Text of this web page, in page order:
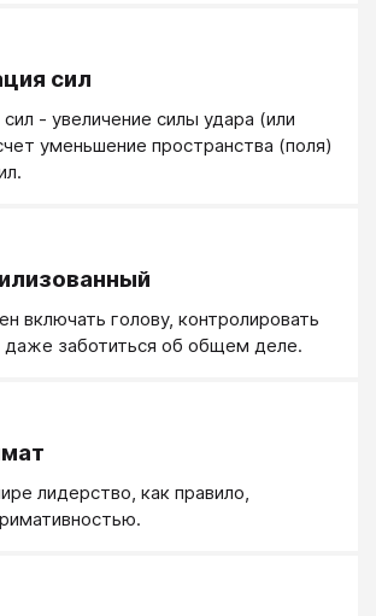
сил
- увеличение силы удара (или
уменьшение пространства (поля)
включать голову, контролировать
даже заботиться об общем деле.
лидерство, как правило,